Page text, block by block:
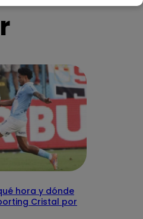
hora y dónde
Cristal por